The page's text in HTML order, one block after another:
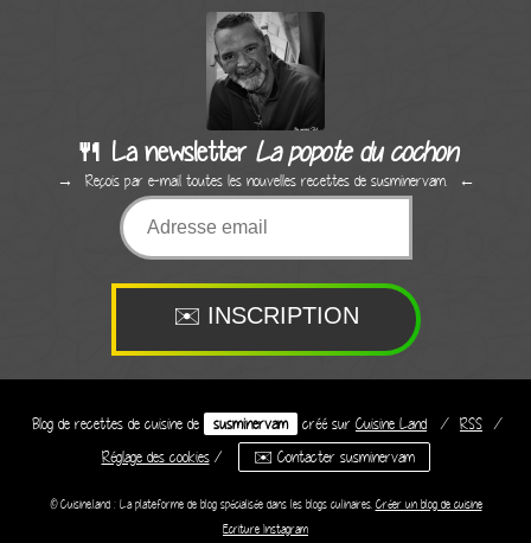
🍴 La newsletter La popote du cochon
Reçois par e-mail toutes les nouvelles recettes de susminervam.
Blog de recettes de cuisine de susminervam créé sur Cuisine Land ⁄ RSS
⁄
Réglage des cookies/ ✉️ Contacter susminervam
© Cuisine.land : La plateforme de blog spécialisée dans les blogs culinaires. Créer un blog de cuisine
Ecriture Instagram